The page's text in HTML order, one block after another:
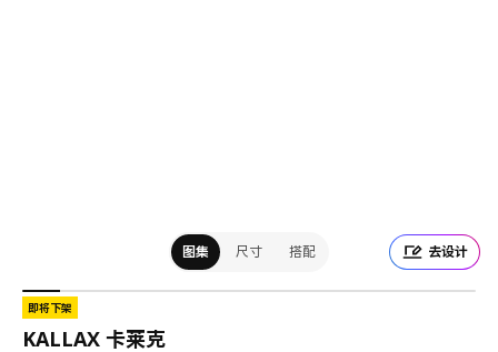
去设计
图集 尺寸 搭配
即将下架
KALLAX 卡莱克